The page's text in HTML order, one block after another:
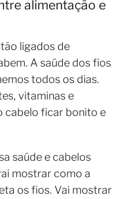
alimentação e
ligados de
A saúde dos fios
todos os dias.
vitaminas e
cabelo ficar bonito e
saúde e cabelos
mostrar como a
os fios. Vai mostrar